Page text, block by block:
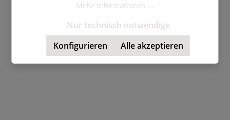
Mehr Informationen ...
Nur technisch notwendige
Konfigurieren
Alle akzeptieren